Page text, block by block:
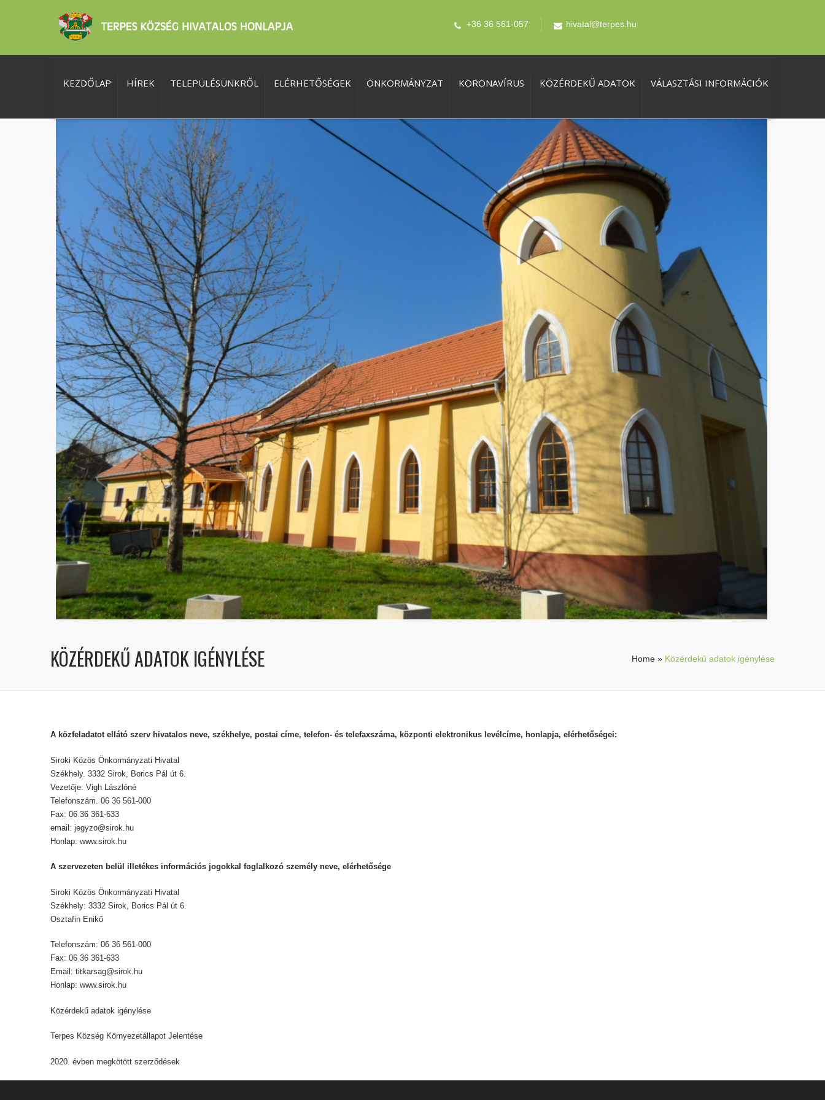
+36 36 561-057 hivatal@terpes.hu
KEZDŐLAP HÍREK TELEPÜLÉSÜNKRŐL ELÉRHETŐSÉGEK ÖNKORMÁNYZAT KORONAVÍRUS KÖZÉRDEKŰ ADATOK VÁLASZTÁSI INFORMÁCIÓK
KÖZÉRDEKŰ ADATOK IGÉNYLÉSE Home » Közérdekű adatok igénylése
A közfeladatot ellátó szerv hivatalos neve, székhelye, postai címe, telefon- és telefaxszáma, központi elektronikus levélcíme, honlapja, elérhetőségei:
Siroki Közös Önkormányzati Hivatal
Székhely. 3332 Sirok, Borics Pál út 6.
Vezetője: Vigh Lászlóné
Telefonszám. 06 36 561-000
Fax: 06 36 361-633
email: jegyzo@sirok.hu
Honlap: www.sirok.hu
A szervezeten belül illetékes információs jogokkal foglalkozó személy neve, elérhetősége
Siroki Közös Önkormányzati Hivatal
Székhely: 3332 Sirok, Borics Pál út 6.
Osztafin Enikő
Telefonszám: 06 36 561-000
Fax: 06 36 361-633
Email: titkarsag@sirok.hu
Honlap: www.sirok.hu
Közérdekű adatok igénylése
Terpes Község Környezetállapot Jelentése
2020. évben megkötött szerződések